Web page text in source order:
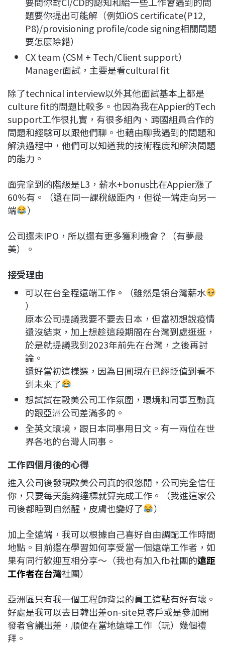
題要你提出可能解（例如iOS certificate(P12,
P8)/provisioning profile/code signing相關問題
要怎麼除錯）
CX team (CSM + Tech/Client support）
Manager面試，主要是看cultural fit
除了technical interview以外其他面試基本上都是
culture fit的問題比較多。也因為我在Appier的Tech
support工作很扎實，有很多組內、跨國組員合作的
問題和經驗可以跟他們聊。也藉由聊我遇到的問題和
解決過程中，他們可以知道我的技術程度和解決問題
的能力。
面完拿到的階級是L3，薪水+bonus比在Appier漲了
60%有。（還在同一課稅級距內，但從一端走向另一
端
）
公司還未IPO，所以還有更多獲利機會？（有夢最
美）。
接受理由
可以在台全程遠端工作 。
（雖然是領台灣薪水
）
原本公司提議我要不要去日本，但當初想說疫情
還沒結束，加上想趁這段期間在台灣到處逛逛，
於是就提議我到2023年前先在台灣，之後再討
論。
還好當初這樣選，因為日圓現在已經貶值到看不
到未來了
想試試在毆美公司工作氛圍，環境和同事互動真
的跟亞洲公司差滿多的。
全英文環境，跟日本同事用日文。有一兩位在世
界各地的台灣人同事。
工作四個月後的心得
進入公司後發現歐美公司真的很悠閒，公司完全信任
你，只要每天能夠達標就算完成工作。（我進這家公
司後都睡到自然醒，皮膚也變好了
）
加上全遠端，我可以根據自己喜好自由調配工作時間
地點。目前還在學習如何享受當一個遠端工作者，如
果有同行歡迎互相分享～（我也有加入fb社團的遠距
工作者在台灣社團）
亞洲區只有我一個工程師背景的員工這點有好有壞。
好處是我可以去日韓出差on-site見客戶或是參加開
發者會議出差，順便在當地遠端工作（玩）幾個禮
拜。